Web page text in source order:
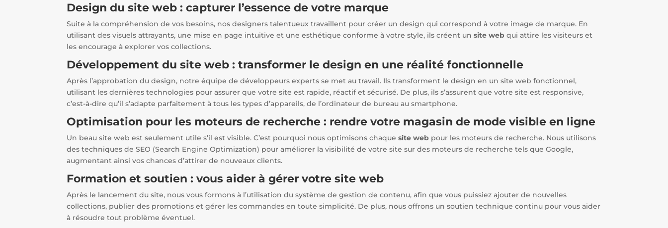
Design du site web : capturer l’essence de votre marque
Suite à la compréhension de vos besoins, nos designers talentueux travaillent pour créer un design qui correspond à votre image de marque. En
utilisant des visuels attrayants, une mise en page intuitive et une esthétique conforme à votre style, ils créent unsite web qui attire les visiteurs et
les encourage à explorer vos collections.
Développement du site web : transformer le design en une réalité fonctionnelle
Après l’approbation du design, notre équipe de développeurs experts se met au travail. Ils transforment le design en un site web fonctionnel,
utilisant les dernières technologies pour assurer que votre site est rapide, réactif et sécurisé. De plus, ils s’assurent que votre site est responsive,
c’est-à-dire qu’il s’adapte parfaitement à tous les types d’appareils, de l’ordinateur de bureau au smartphone.
Optimisation pour les moteurs de recherche : rendre votre magasin de mode visible en ligne
Un beau site web est seulement utile s’il est visible. C’est pourquoi nous optimisons chaquesite web pour les moteurs de recherche. Nous utilisons
des techniques de SEO (Search Engine Optimization) pour améliorer la visibilité de votre site sur des moteurs de recherche tels que Google,
augmentant ainsi vos chances d’attirer de nouveaux clients.
Formation et soutien : vous aider à gérer votre site web
Après le lancement du site, nous vous formons à l’utilisation du système de gestion de contenu, afin que vous puissiez ajouter de nouvelles
collections, publier des promotions et gérer les commandes en toute simplicité. De plus, nous offrons un soutien technique continu pour vous aider
à résoudre tout problème éventuel.